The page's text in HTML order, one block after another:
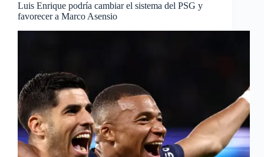
Luis Enrique podría cambiar el sistema del PSG y
favorecer a Marco Asensio